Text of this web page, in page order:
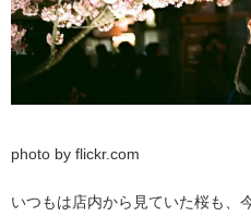
photo by flickr.com
いつもは店内から見ていた桜も、